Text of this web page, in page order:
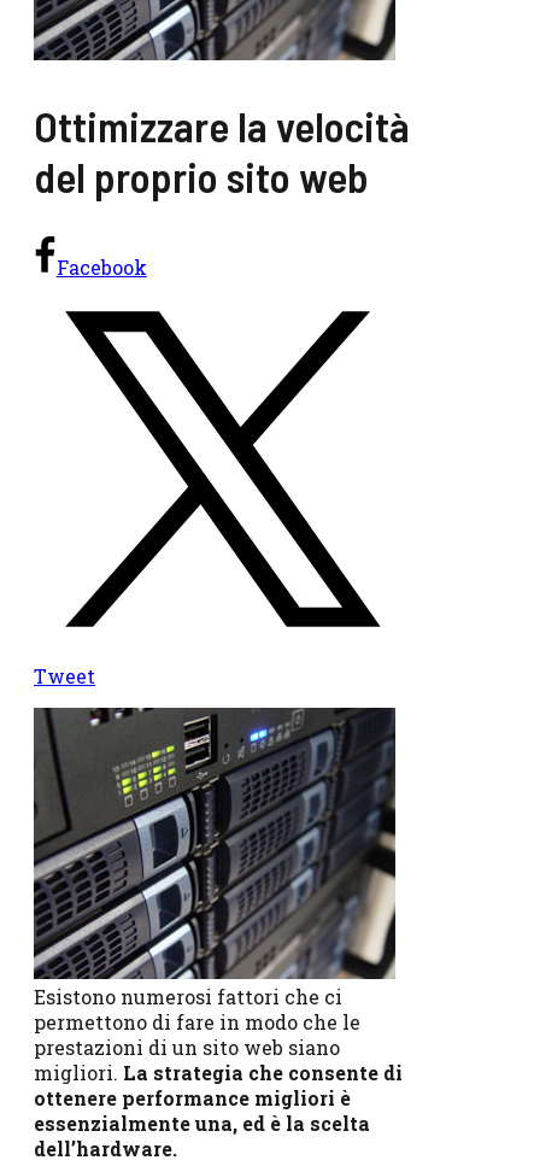
Ottimizzare la velocità
del proprio sito web
Facebook
Tweet
Esistono numerosi fattori che ci
permettono di fare in modo che le
prestazioni di un sito web siano
migliori. La strategia che consente di
ottenere performance migliori è
essenzialmente una, ed è la scelta
dell’hardware.